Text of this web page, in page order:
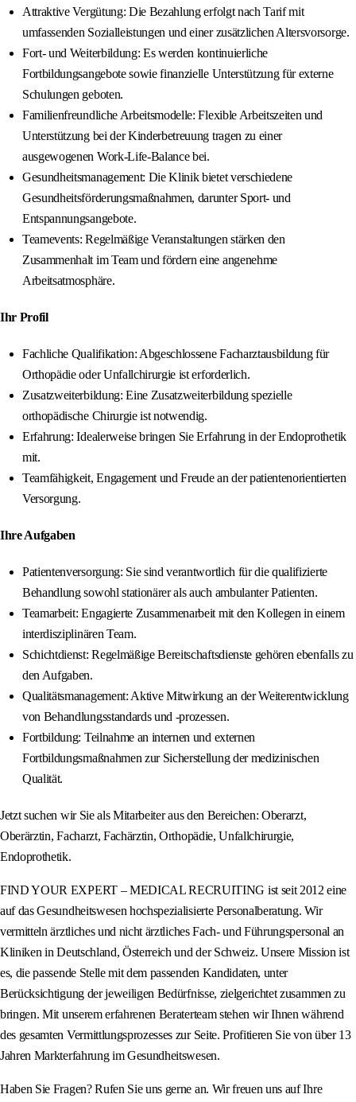
Attraktive Vergütung: Die Bezahlung erfolgt nach Tarif mit
umfassenden Sozialleistungen und einer zusätzlichen Altersvorsorge.
Fort- und Weiterbildung: Es werden kontinuierliche
Fortbildungsangebote sowie finanzielle Unterstützung für externe
Schulungen geboten.
Familienfreundliche Arbeitsmodelle: Flexible Arbeitszeiten und
Unterstützung bei der Kinderbetreuung tragen zu einer
ausgewogenen Work-Life-Balance bei.
Gesundheitsmanagement: Die Klinik bietet verschiedene
Gesundheitsförderungsmaßnahmen, darunter Sport- und
Entspannungsangebote.
Teamevents: Regelmäßige Veranstaltungen stärken den
Zusammenhalt im Team und fördern eine angenehme
Arbeitsatmosphäre.
Ihr Profil
Fachliche Qualifikation: Abgeschlossene Facharztausbildung für
Orthopädie oder Unfallchirurgie ist erforderlich.
Zusatzweiterbildung: Eine Zusatzweiterbildung spezielle
orthopädische Chirurgie ist notwendig.
Erfahrung: Idealerweise bringen Sie Erfahrung in der Endoprothetik
mit.
Teamfähigkeit, Engagement und Freude an der patientenorientierten
Versorgung.
Ihre Aufgaben
Patientenversorgung: Sie sind verantwortlich für die qualifizierte
Behandlung sowohl stationärer als auch ambulanter Patienten.
Teamarbeit: Engagierte Zusammenarbeit mit den Kollegen in einem
interdisziplinären Team.
Schichtdienst: Regelmäßige Bereitschaftsdienste gehören ebenfalls zu
den Aufgaben.
Qualitätsmanagement: Aktive Mitwirkung an der Weiterentwicklung
von Behandlungsstandards und -prozessen.
Fortbildung: Teilnahme an internen und externen
Fortbildungsmaßnahmen zur Sicherstellung der medizinischen
Qualität.
Jetzt suchen wir Sie als Mitarbeiter aus den Bereichen: Oberarzt,
Oberärztin, Facharzt, Fachärztin, Orthopädie, Unfallchirurgie,
Endoprothetik.
FIND YOUR EXPERT – MEDICAL RECRUITING ist seit 2012 eine
auf das Gesundheitswesen hochspezialisierte Personalberatung. Wir
vermitteln ärztliches und nicht ärztliches Fach- und Führungspersonal an
Kliniken in Deutschland, Österreich und der Schweiz. Unsere Mission ist
es, die passende Stelle mit dem passenden Kandidaten, unter
Berücksichtigung der jeweiligen Bedürfnisse, zielgerichtet zusammen zu
bringen. Mit unserem erfahrenen Beraterteam stehen wir Ihnen während
des gesamten Vermittlungsprozesses zur Seite. Profitieren Sie von über 13
Jahren Markterfahrung im Gesundheitswesen.
Haben Sie Fragen? Rufen Sie uns gerne an. Wir freuen uns auf Ihre